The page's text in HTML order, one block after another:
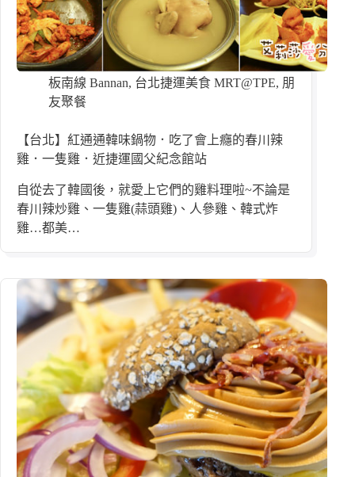
板南線 Bannan, 台北捷運美食 MRT@TPE, 朋
友聚餐
【台北】紅通通韓味鍋物．吃了會上癮的春川辣
雞．一隻雞．近捷運國父紀念館站
自從去了韓國後，就愛上它們的雞料理啦~不論是
春川辣炒雞、一隻雞(蒜頭雞)、人參雞、韓式炸
雞…都美…